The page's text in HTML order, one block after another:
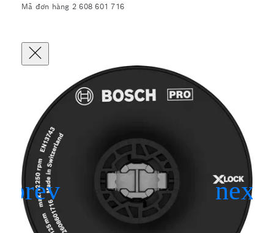
Mã đơn hàng 2 608 601 716